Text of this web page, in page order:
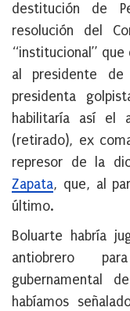
destitución de
resolución del
“institucional”
al presidente
presidenta
habilitaría así el
(retirado), ex
represor de la
Zapata, que, al
último.
Boluarte habría
antiobrero
gubernamental
habíamos